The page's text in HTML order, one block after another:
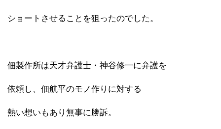
ショートさせることを狙ったのでした。
佃製作所は天才弁護士・神谷修一に弁護を
依頼し、佃航平のモノ作りに対する
熱い想いもあり無事に勝訴。